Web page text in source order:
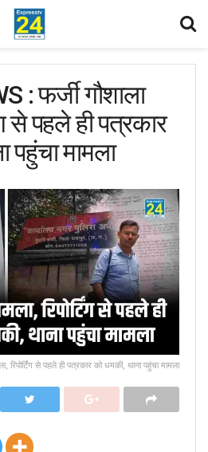
: फर्जी गौशाला
से पहले ही पत्रकार
पहुंचा मामला
रिपोर्टिंग से पहले ही पत्रकार को धमकी, थाना पहुंचा मामला